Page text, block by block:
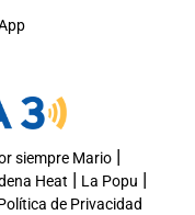
siempre Mario|
Heat | La Popu |
de Privacidad